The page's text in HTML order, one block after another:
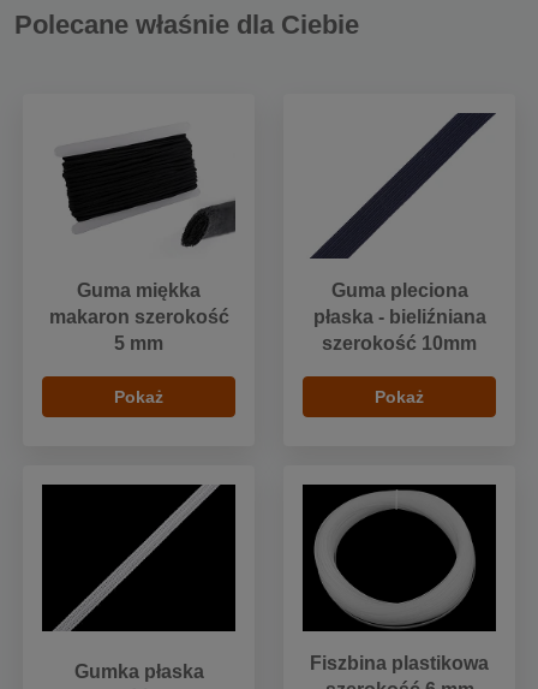
Polecane właśnie dla Ciebie
Guma miękka
makaron szerokość
5 mm
Pokaż
Guma pleciona
płaska - bieliźniana
szerokość 10mm
Pokaż
Gumka płaska
Fiszbina plastikowa